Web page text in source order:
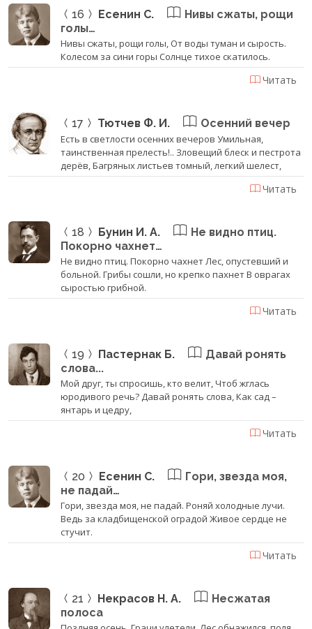
16 Есенин С.
Нивы сжаты, рощи
голы…
Нивы сжаты, рощи голы, От воды туман и сырость.
Колесом за сини горы Солнце тихое скатилось.
Читать
17 Тютчев Ф. И. Осенний вечер
Есть в светлости осенних вечеров Умильная,
таинственная прелесть!.. Зловещий блеск и пестрота
дерёв, Багряных листьев томный, легкий шелест,
Читать
18 Бунин И. А.
Не видно птиц.
Покорно чахнет…
Не видно птиц. Покорно чахнет Лес, опустевший и
больной. Грибы сошли, но крепко пахнет В оврагах
сыростью грибной.
Читать
19 Пастернак Б.
Давай ронять
слова...
Мой друг, ты спросишь, кто велит, Чтоб жглась
юродивого речь? Давай ронять слова, Как сад –
янтарь и цедру,
Читать
20 Есенин С.
Гори, звезда моя,
не падай…
Гори, звезда моя, не падай. Роняй холодные лучи.
Ведь за кладбищенской оградой Живое сердце не
стучит.
Читать
21 Некрасов Н. А.
Несжатая
полоса